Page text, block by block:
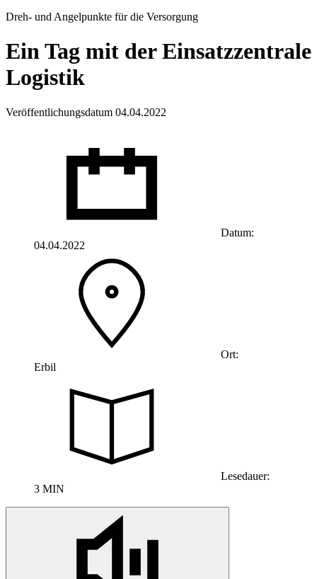
Dreh- und Angelpunkte für die Versorgung
Ein Tag mit der Einsatzzentrale
Logistik
Veröffentlichungsdatum 04.04.2022
Datum:
04.04.2022
Ort:
Erbil
Lesedauer:
3 MIN